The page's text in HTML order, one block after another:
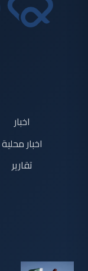
اخبار
اخبار محلية
تقارير